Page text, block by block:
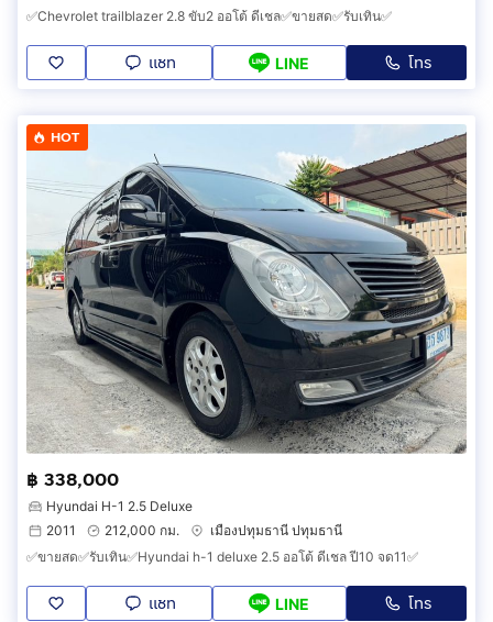
✅Chevrolet trailblazer 2.8 ขับ2 ออโต้ ดีเชล✅ขายสด✅รับเทิน✅
แชท LINE โทร
HOT
฿ 338,000
Hyundai H-1 2.5 Deluxe
2011
212,000 กม.
เมืองปทุมธานี ปทุมธานี
✅ขายสด✅รับเทิน✅Hyundai h-1 deluxe 2.5 ออโต้ ดีเชล ปี10 จด11✅
แชท LINE โทร